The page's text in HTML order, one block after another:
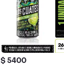
$ 5400